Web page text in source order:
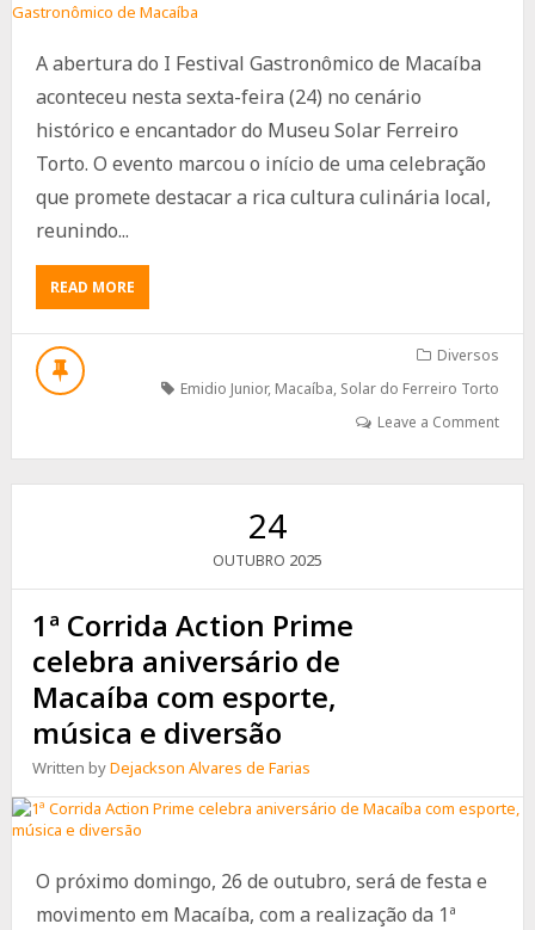
A abertura do I Festival Gastronômico de Macaíba
aconteceu nesta sexta-feira (24) no cenário
histórico e encantador do Museu Solar Ferreiro
Torto. O evento marcou o início de uma celebração
que promete destacar a rica cultura culinária local,
reunindo...
READ MOREABOUT
SOLENIDADE
NO
FERREIRO
TORTO
I
GASTRONÔMICO
Diversos
Emidio Junior, Macaíba, Solar do Ferreiro Torto
Leave a Comment
24
OUTUBRO 2025
1ª Corrida Action Prime
celebra aniversário de
Macaíba com esporte,
música e diversão
Written byDejackson Alvares de Farias
O próximo domingo, 26 de outubro, será de festa e
movimento em Macaíba, com a realização da 1ª